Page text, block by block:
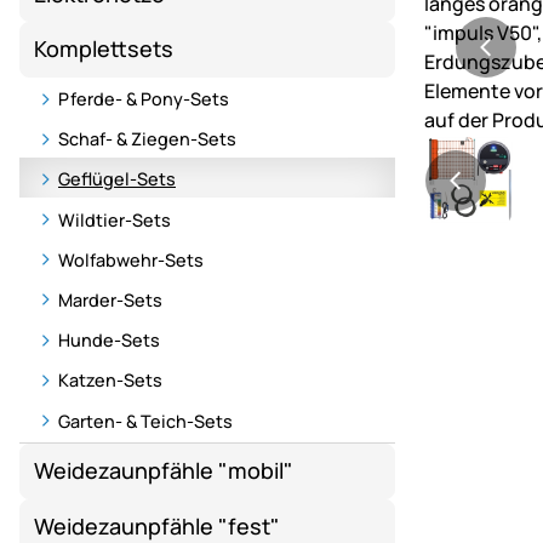
Komplettsets
Pferde- & Pony-Sets
Schaf- & Ziegen-Sets
Geflügel-Sets
Wildtier-Sets
Wolfabwehr-Sets
Marder-Sets
Hunde-Sets
Katzen-Sets
Garten- & Teich-Sets
Weidezaunpfähle "mobil"
Weidezaunpfähle "fest"